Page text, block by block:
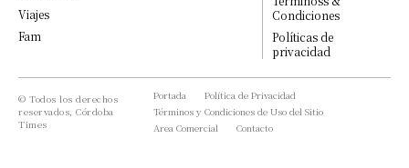
Viajes
Fam
Condiciones
Políticas de
privacidad
© Todos los derechos
reservados, Córdoba
Times
Portada
Política de Privacidad
Términos y Condiciones de Uso del Sitio
Area Comercial
Contacto